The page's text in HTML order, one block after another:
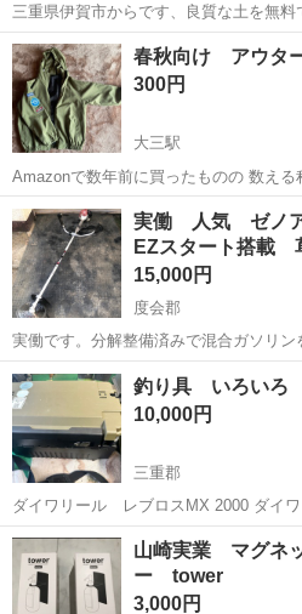
三重県伊賀市からです、良質な土を無料
引き取りできる方又は、大量に必要な
願い致します。
三重 伊賀市 その他 無料
春秋向け アウタ
300円
大三駅
Amazonで数年前に買ったものの 数え
す。 欲しい方がいましたらお譲りいた
す！
三重 津市 大三駅 その他
実働 人気 ゼノ
EZスタート搭
15,000円
度会郡
実働です。分解整備済みで混合ガソリ
ノアの人気機種でエンジンは約22ccと
トにグリップが付いている両手ハンドル
ター部品や燃料フィルターなども新品...
三重 度会郡 その他 ゼノア
釣り具 いろいろ
10,000円
三重郡
ダイワリール レブロスMX 2000 ダイワリール かめやモデルファイ
ンモード3000 F-STEP PE2000 タックルBOX メイホーVS-7070？ロッ
ドスタンド×1 2mぐらい伸びる網 竿 サ
三重 三重郡 その他
山崎実業 マグネ
ー tower
3,000円